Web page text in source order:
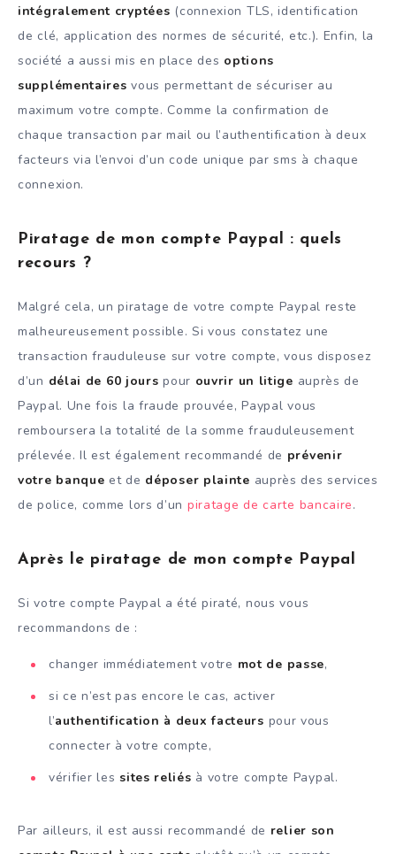
intégralement cryptées (connexion TLS, identification
de clé, application des normes de sécurité, etc.). Enfin, la
société a aussi mis en place des options
supplémentaires vous permettant de sécuriser au
maximum votre compte. Comme la confirmation de
chaque transaction par mail ou l’authentification à deux
facteurs via l’envoi d’un code unique par sms à chaque
connexion.
Piratage de mon compte Paypal : quels
recours ?
Malgré cela, un piratage de votre compte Paypal reste
malheureusement possible. Si vous constatez une
transaction frauduleuse sur votre compte, vous disposez
d’un délai de 60 jours pour ouvrir un litige auprès de
Paypal. Une fois la fraude prouvée, Paypal vous
remboursera la totalité de la somme frauduleusement
prélevée. Il est également recommandé de prévenir
votre banque et de déposer plainte auprès des services
de police, comme lors d’un piratage de carte bancaire.
Après le piratage de mon compte Paypal
Si votre compte Paypal a été piraté, nous vous
recommandons de :
changer immédiatement votre mot de passe,
si ce n’est pas encore le cas, activer
l’authentification à deux facteurs pour vous
connecter à votre compte,
vérifier lessites reliés à votre compte Paypal.
Par ailleurs, il est aussi recommandé de relier son